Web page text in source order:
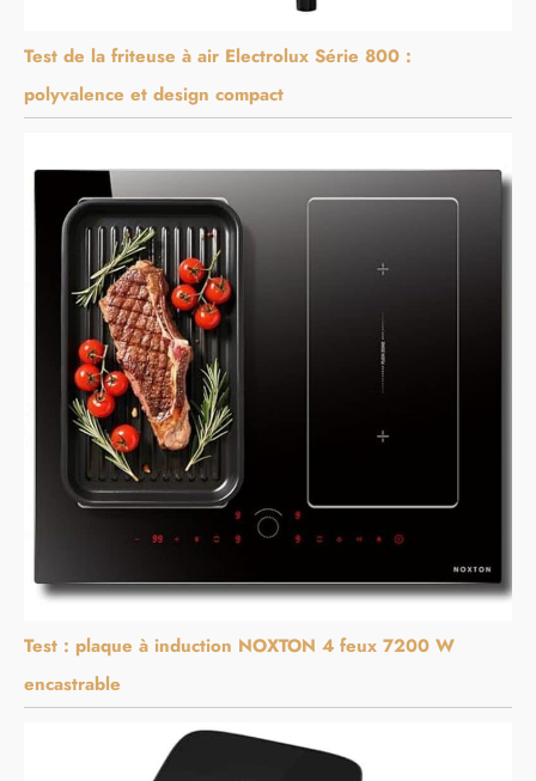
Test de la friteuse à air Electrolux Série 800 :
polyvalence et design compact
Test : plaque à induction NOXTON 4 feux 7200 W
encastrable